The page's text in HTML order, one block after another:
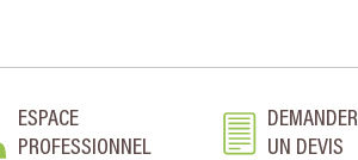
ESPACE
PROFESSIONNEL
DEMANDER
UN DEVIS